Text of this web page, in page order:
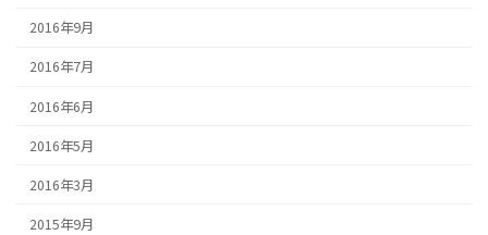
2016年9月
2016年7月
2016年6月
2016年5月
2016年3月
2015年9月